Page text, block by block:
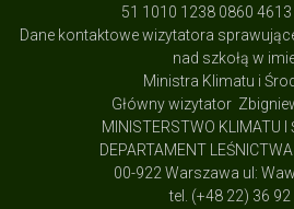
51 1010 1238 0860
Dane kontaktowe wizytatora
nad szkołą w
Ministra Klimatu i
Główny wizytator
MINISTERSTWO KLIMATU I
DEPARTAMENT
00-922 Warszawa ul:
tel. (+48 22) 36 92